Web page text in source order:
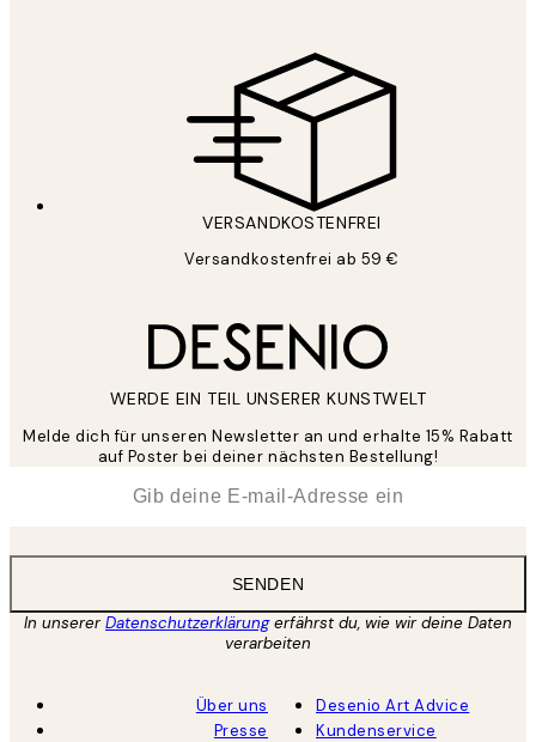
VERSANDKOSTENFREI
Versandkostenfrei ab 59 €
WERDE EIN TEIL UNSERER KUNSTWELT
Melde dich für unseren Newsletter an und erhalte 15% Rabatt
auf Poster bei deiner nächsten Bestellung!
SENDEN
In unsererDatenschutzerklärungerfährst du, wie wir deine Daten
verarbeiten
Über uns
Presse
Desenio Art Advice
Kundenservice